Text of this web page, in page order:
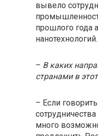
вывело
прошлого года
– В каких
странами в
– Если
много